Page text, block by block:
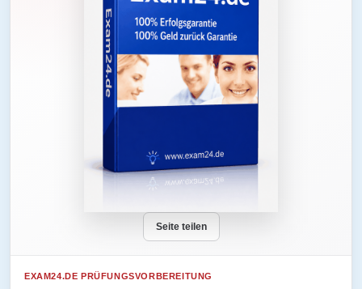
Seite teilen
EXAM24.DE PRÜFUNGSVORBEREITUNG